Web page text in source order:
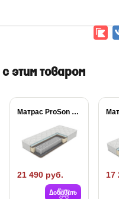
этим товаром
Матрас ProSon Active...
21 490 руб.
Добавить
17